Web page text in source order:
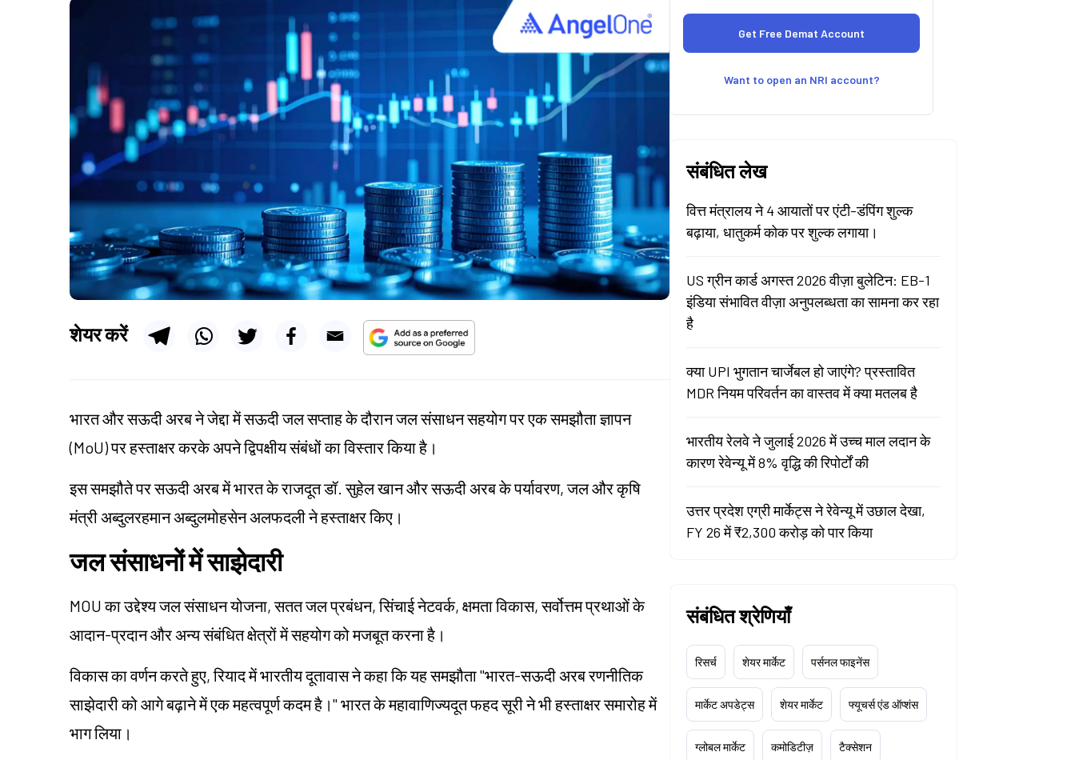
शेयर करें
भारत और सऊदी अरब ने जेद्दा में सऊदी जल सप्ताह के दौरान जल संसाधन सहयोग पर एक समझौता ज्ञापन
(MoU) पर हस्ताक्षर करके अपने द्विपक्षीय संबंधों का विस्तार किया है।
इस समझौते पर सऊदी अरब में भारत के राजदूत डॉ. सुहेल खान और सऊदी अरब के पर्यावरण, जल और कृषि
मंत्री अब्दुलरहमान अब्दुलमोहसेन अलफदली ने हस्ताक्षर किए।
जल संसाधनों में साझेदारी
MOU का उद्देश्य जल संसाधन योजना, सतत जल प्रबंधन, सिंचाई नेटवर्क, क्षमता विकास, सर्वोत्तम प्रथाओं के
आदान-प्रदान और अन्य संबंधित क्षेत्रों में सहयोग को मजबूत करना है।
विकास का वर्णन करते हुए, रियाद में भारतीय दूतावास ने कहा कि यह समझौता "भारत-सऊदी अरब रणनीतिक
साझेदारी को आगे बढ़ाने में एक महत्वपूर्ण कदम है।" भारत के महावाणिज्यदूत फहद सूरी ने भी हस्ताक्षर समारोह में
भाग लिया।
Want to open an NRI account?
संबंधित लेख
वित्त मंत्रालय ने 4 आयातों पर एंटी-डंपिंग शुल्क
बढ़ाया, धातुकर्म कोक पर शुल्क लगाया।
US ग्रीन कार्ड अगस्त 2026 वीज़ा बुलेटिन: EB-1
इंडिया संभावित वीज़ा अनुपलब्धता का सामना कर रहा
है
क्या UPI भुगतान चार्जेबल हो जाएंगे? प्रस्तावित
MDR नियम परिवर्तन का वास्तव में क्या मतलब है
भारतीय रेलवे ने जुलाई 2026 में उच्च माल लदान के
कारण रेवेन्यू में 8% वृद्धि की रिपोर्टों की
उत्तर प्रदेश एग्री मार्केट्स ने रेवेन्यू में उछाल देखा,
FY 26 में ₹2,300 करोड़ को पार किया
संबंधित श्रेणियाँ
रिसर्च शेयर मार्केट पर्सनल फाइनेंस
मार्केट अपडेट्स शेयर मार्केट फ्यूचर्स एंड ऑप्शंस
ग्लोबल मार्केट कमोडिटीज़ टैक्सेशन